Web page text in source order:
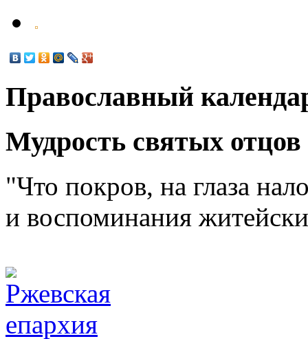
Православный
Мудрость святых отцов
"Что покров, на глаза
и воспоминания